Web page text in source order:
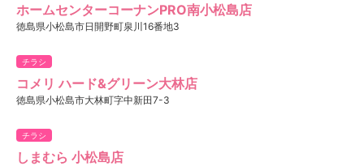
ホームセンターコーナンPRO南小松島店
徳島県小松島市日開野町泉川16番地3
チラシ
コメリ ハード&グリーン大林店
徳島県小松島市大林町字中新田7-3
チラシ
しまむら 小松島店